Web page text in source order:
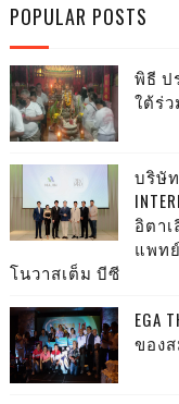
POPULAR POSTS
พิธี ป
ใต้ร่ว
บริษั
อิตา
แพท
โนวาสเต็ม บีซี
EGA
ของ